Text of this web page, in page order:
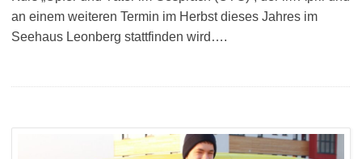
an einem weiteren Termin im Herbst dieses Jahres im
Seehaus Leonberg stattfinden wird….